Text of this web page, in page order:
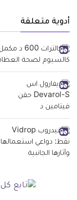
أدوية متعلقة